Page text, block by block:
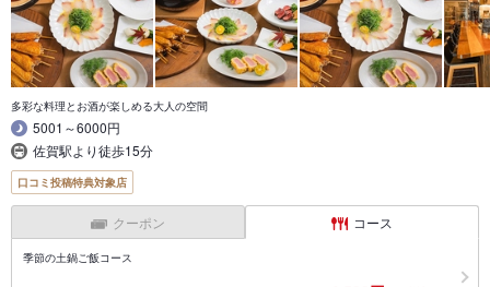
多彩な料理とお酒が楽しめる大人の空間
5001～6000円
佐賀駅より徒歩15分
口コミ投稿特典対象店
クーポン コース
季節の土鍋ご飯コース